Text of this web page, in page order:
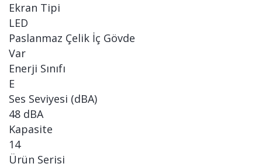
Ekran Tipi
LED
Paslanmaz Çelik İç Gövde
Var
Enerji Sınıfı
E
Ses Seviyesi (dBA)
48 dBA
Kapasite
14
Ürün Serisi